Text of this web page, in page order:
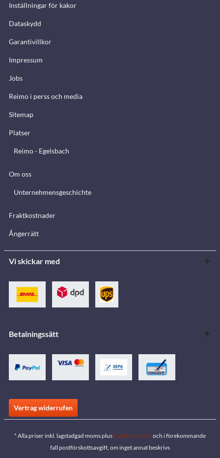
Inställningar för kakor
Dataskydd
Garantivillkor
Impressum
Jobs
Reimo i perss och media
Sitemap
Platser
Reimo - Egelsbach
Om oss
Unternehmensgeschichte
Fraktkostnader
Ångerrätt
Vi skickar med
Betalningssätt
Vertrag widerrufen
* Alla priser inkl. lagstadgad moms plusfraktkostnaderoch i förekommande
fall postförskottsavgift, om inget annat beskrivs